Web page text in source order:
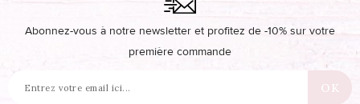
Abonnez-vous à notre newsletter et profitez de -10% sur votre
première commande